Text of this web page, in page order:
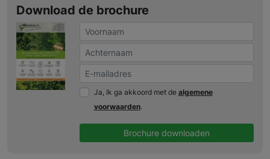
Download de brochure
Ja, Ik ga akkoord met de algemene
voorwaarden.
Brochure downloaden